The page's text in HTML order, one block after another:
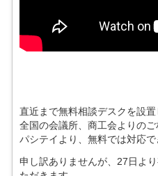
直近まで無料相談デスクを設置
全国の会議所、商工会よりの
パシテイより、無料では対応で
申し訳ありませんが、27日よ